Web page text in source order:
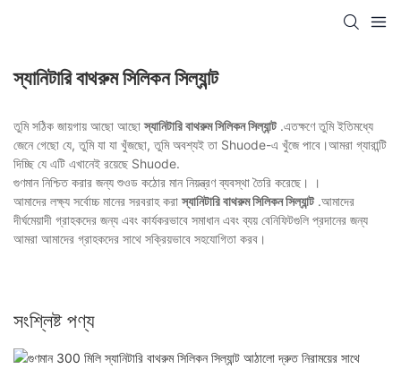
স্যানিটারি বাথরুম সিলিকন সিল্যান্ট
তুমি সঠিক জায়গায় আছো আছোস্যানিটারি বাথরুম সিলিকন সিল্যান্ট.এতক্ষণে তুমি ইতিমধ্যে
জেনে গেছো যে, তুমি যা যা খুঁজছো, তুমি অবশ্যই তা Shuode-এ খুঁজে পাবে।আমরা গ্যারান্টি
দিচ্ছি যে এটি এখানেই রয়েছে Shuode.
গুণমান নিশ্চিত করার জন্য শুওড কঠোর মান নিয়ন্ত্রণ ব্যবস্থা তৈরি করেছে। ।
আমাদের লক্ষ্য সর্বোচ্চ মানের সরবরাহ করাস্যানিটারি বাথরুম সিলিকন সিল্যান্ট.আমাদের
দীর্ঘমেয়াদী গ্রাহকদের জন্য এবং কার্যকরভাবে সমাধান এবং ব্যয় বেনিফিটগুলি প্রদানের জন্য
আমরা আমাদের গ্রাহকদের সাথে সক্রিয়ভাবে সহযোগিতা করব।
সংশ্লিষ্ট পণ্য